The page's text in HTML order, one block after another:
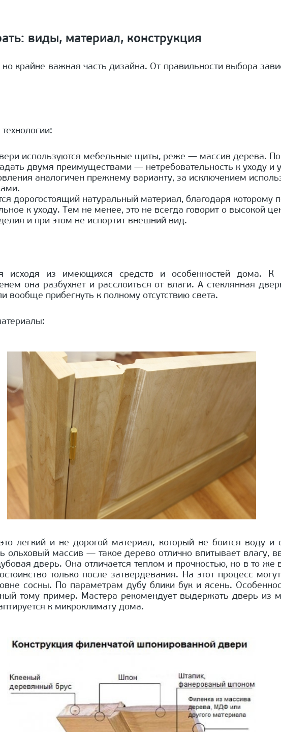
виды, материал, конструкция
важная часть дизайна. От правильности выбора
используются мебельные щиты, реже — массив дерева.
двумя преимуществами — нетребовательность к уходу и
аналогичен прежнему варианту, за исключением
дорогостоящий натуральный материал, благодаря которому
к уходу. Тем не менее, это не всегда говорит о высокой
и при этом не испортит внешний вид.
исходя из имеющихся средств и особенностей дома.
она разбухнет и расслоиться от влаги. А стеклянная
вообще прибегнуть к полному отсутствию света.
легкий и не дорогой материал, который не боится воду и
массив — такое дерево отлично впитывает влагу,
дверь. Она отличается теплом и прочностью, но в то же
только после затвердевания. На этот процесс
сосны. По параметрам дубу блики бук и ясень.
тому пример. Мастера рекомендует выдержать дверь из
к микроклимату дома.